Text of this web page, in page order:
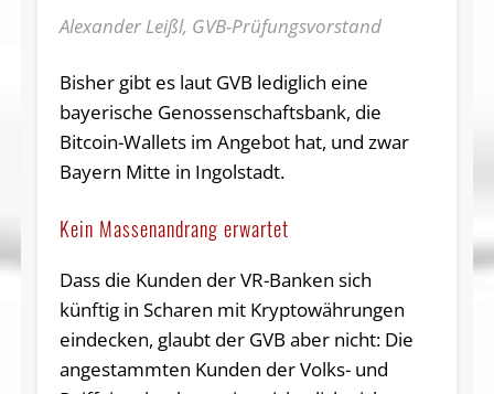
Alexander Leißl, GVB-Prüfungsvorstand
Bisher gibt es laut GVB lediglich eine
bayerische Genossenschaftsbank, die
Bitcoin-Wallets im Angebot hat, und zwar
Bayern Mitte in Ingolstadt.
Kein Massenandrang erwartet
Dass die Kunden der VR-Banken sich
künftig in Scharen mit Kryptowährungen
eindecken, glaubt der GVB aber nicht: Die
angestammten Kunden der Volks- und